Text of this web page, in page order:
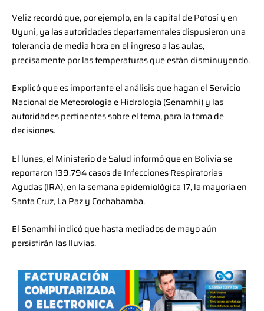
Veliz recordó que, por ejemplo, en la capital de Potosí y en
Uyuni, ya las autoridades departamentales dispusieron una
tolerancia de media hora en el ingreso a las aulas,
precisamente por las temperaturas que están disminuyendo.
Explicó que es importante el análisis que hagan el Servicio
Nacional de Meteorología e Hidrología (Senamhi) y las
autoridades pertinentes sobre el tema, para la toma de
decisiones.
El lunes, el Ministerio de Salud informó que en Bolivia se
reportaron 139.794 casos de Infecciones Respiratorias
Agudas (IRA), en la semana epidemiológica 17, la mayoría en
Santa Cruz, La Paz y Cochabamba.
El Senamhi indicó que hasta mediados de mayo aún
persistirán las lluvias.